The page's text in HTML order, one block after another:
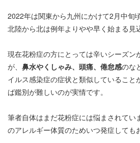
2022年は関東から九州にかけて2月中旬
北陸から北は例年よりやや早く始まる見
現在花粉症の方にとっては辛いシーズン
が、 鼻水やくしゃみ、頭痛、倦怠感のな
イルス感染症の症状と類似していること
ば鑑別が難しいのが実情です。
筆者自体はまだ花粉症には悩まされてい
のアレルギー体質のためいつ発症しても